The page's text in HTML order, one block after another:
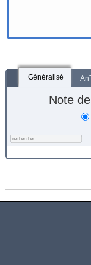
Généralisé
Note